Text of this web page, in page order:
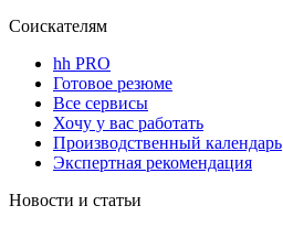
Соискателям
hh PRO
Готовое резюме
Все сервисы
Хочу у вас работать
Производственный календарь
Экспертная рекомендация
Новости и статьи